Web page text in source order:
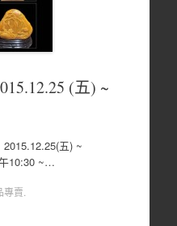
(五) ~
五) ~
10:30 ~…
專賣